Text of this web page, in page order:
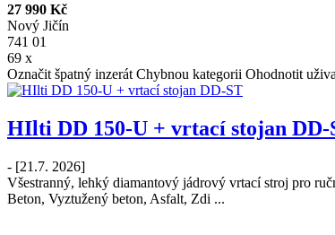
27 990 Kč
Nový Jičín
741 01
69 x
Označit špatný inzerát Chybnou kategorii Ohodnotit
HIlti DD 150-U + vrtací stojan DD-
- [21.7. 2026]
Všestranný, lehký diamantový jádrový vrtací stroj pro
Beton, Vyztužený beton, Asfalt, Zdi ...